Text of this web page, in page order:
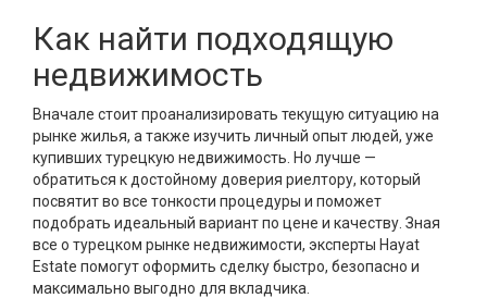
Как найти подходящую
недвижимость
Вначале стоит проанализировать текущую ситуацию на
рынке жилья, а также изучить личный опыт людей, уже
купивших турецкую недвижимость. Но лучше —
обратиться к достойному доверия риелтору, который
посвятит во все тонкости процедуры и поможет
подобрать идеальный вариант по цене и качеству. Зная
все о турецком рынке недвижимости, эксперты Hayat
Estate помогут оформить сделку быстро, безопасно и
максимально выгодно для вкладчика.